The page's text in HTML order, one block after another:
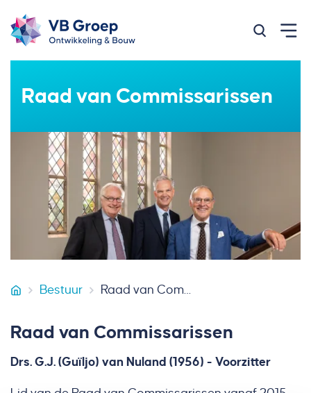
Zoeken
Raad van Commissarissen
VB Groep
Bestuur Raad van Commissarissen
Raad van Commissarissen
Drs. G.J. (Guïljo) van Nuland (1956) - Voorzitter